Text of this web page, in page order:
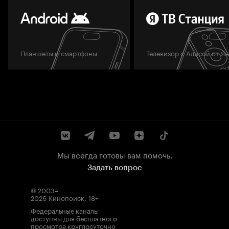
Планшеты и смартфоны Телевизор с Алисой от
Мы всегда готовы вам помочь.
Задать вопрос
© 2003–
2026 Кинопоиск. 18+
Федеральные каналы
доступны для бесплатного
просмотра круглосуточно